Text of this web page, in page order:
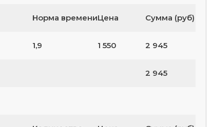
Норма времениЦена Сумма (руб)
1,9 1 550 2 945
2 945